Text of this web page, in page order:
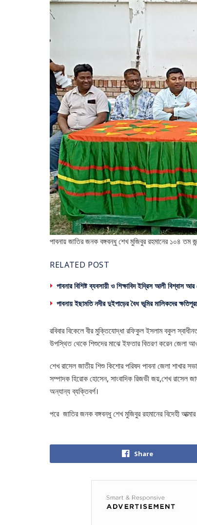
পাবনায় জাতির জনক বঙ্গবন্ধু শেখ মুজিবুর রহমানের ১০৪ তম
RELATED POST
পাবনার বিশিষ্ট ব্যবসায়ী ও শিক্ষাবিদ ইদ্রিস আলী বিশ্বাস
পাবনায় ইছামতি নদীর দুইপাড়ের বৈধ ভূমির মালিকদের
রবিবার বিকেলে বীর মুক্তিযোদ্ধা রফিকুল ইসলাম বকুল
উপস্থিত থেকে শিশুদের মাঝে ইফতার বিতরণ করেন জেলা
শেখ রাসেল জাতীয় শিশু কিশোর পরিষদ পাবনা জেলা
সম্পাদক হিরোক হোসেন, সাংবাদিক রিজভী জয়,শেখ রাসেল
অন্যান্য ব্যক্তিবর্গ।
পরে জাতির জনক বঙ্গবন্ধু শেখ মুজিবুর রহমানের বিদেহী
Share